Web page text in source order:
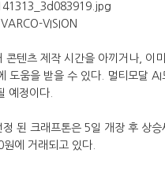
VISION
텐츠 제작 시간을 아끼거나, 이
도움을 받을 수 있다. 멀티모달
예정이다.
된 크래프톤은 5일 개장 후 상
에 거래되고 있다.